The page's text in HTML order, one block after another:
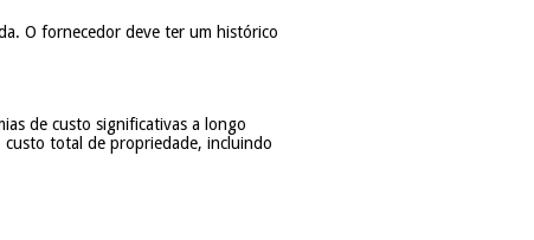
O fornecedor deve ter um histórico
de custo significativas a longo
total de propriedade, incluindo